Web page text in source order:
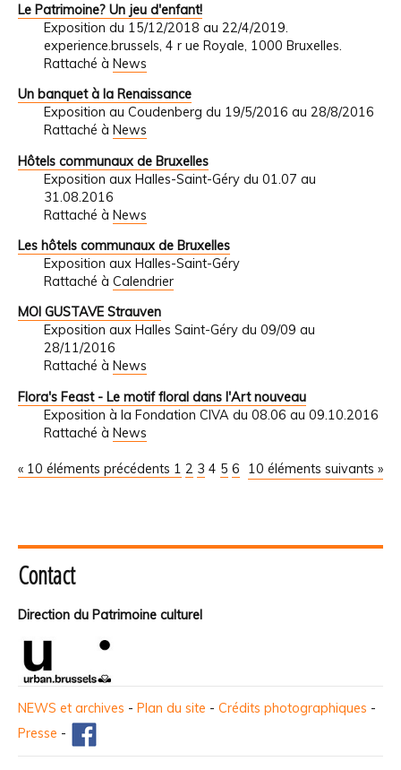
Le Patrimoine? Un jeu d'enfant!
Exposition du 15/12/2018 au 22/4/2019.
experience.brussels, 4 r ue Royale, 1000 Bruxelles.
Rattaché à News
Un banquet à la Renaissance
Exposition au Coudenberg du 19/5/2016 au 28/8/2016
Rattaché à News
Hôtels communaux de Bruxelles
Exposition aux Halles-Saint-Géry du 01.07 au
31.08.2016
Rattaché à News
Les hôtels communaux de Bruxelles
Exposition aux Halles-Saint-Géry
Rattaché à Calendrier
MOI GUSTAVE Strauven
Exposition aux Halles Saint-Géry du 09/09 au
28/11/2016
Rattaché à News
Flora's Feast - Le motif floral dans l'Art nouveau
Exposition à la Fondation CIVA du 08.06 au 09.10.2016
Rattaché à News
« 10 éléments précédents 10 éléments suivants »
1 2 3 4 5 6
Contact
Direction du Patrimoine culturel
NEWS et archives - Plan du site - Crédits photographiques -
Presse -